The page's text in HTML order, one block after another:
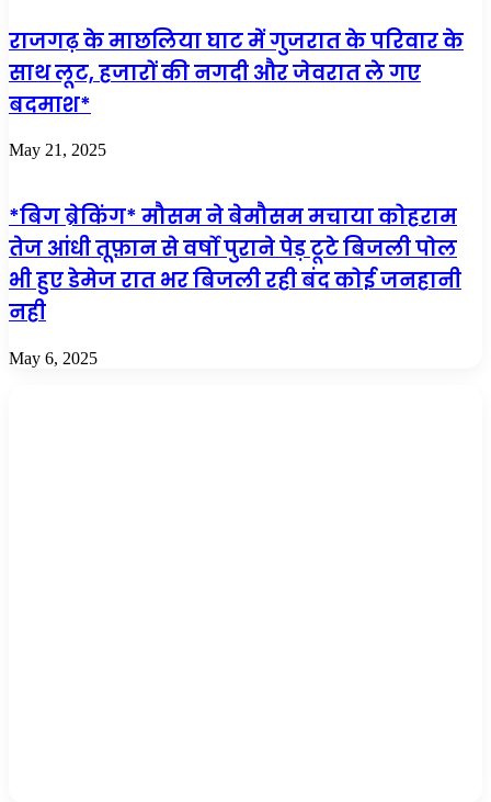
राजगढ़ के माछलिया घाट में गुजरात के परिवार के
साथ लूट, हजारों की नगदी और जेवरात ले गए
बदमाश*
May 21, 2025
*बिग ब्रेकिंग* मौसम ने बेमौसम मचाया कोहराम
तेज आंधी तूफ़ान से वर्षो पुराने पेड़ टूटे बिजली पोल
भी हुए डेमेज रात भर बिजली रही बंद कोई जनहानी
नही
May 6, 2025